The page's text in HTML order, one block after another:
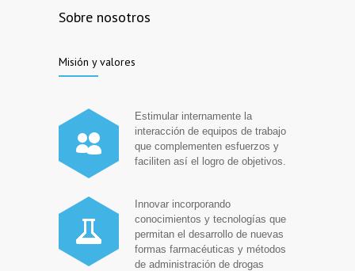
Sobre nosotros
Misión y valores
Estimular internamente la
interacción de equipos de trabajo
que complementen esfuerzos y
faciliten así el logro de objetivos.
Innovar incorporando
conocimientos y tecnologías que
permitan el desarrollo de nuevas
formas farmacéuticas y métodos
de administración de drogas